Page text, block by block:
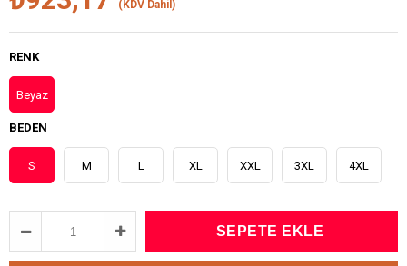
(KDV Dahil)
RENK
Beyaz
BEDEN
S M L XL XXL 3XL 4XL